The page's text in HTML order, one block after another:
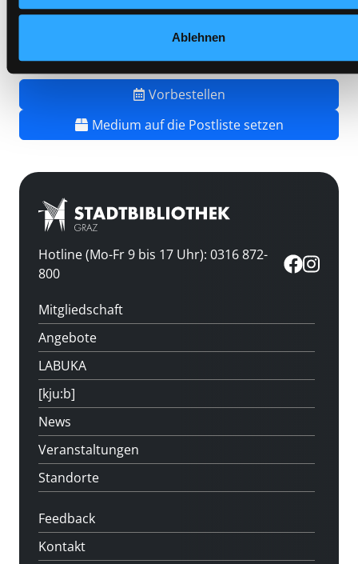
Ablehnen
Barcode:2601SB01030
Vorbestellen
Medium auf die Postliste setzen
Hotline (Mo-Fr 9 bis 17 Uhr): 0316 872-
800
Mitgliedschaft
Angebote
LABUKA
[kju:b]
News
Veranstaltungen
Standorte
Feedback
Kontakt